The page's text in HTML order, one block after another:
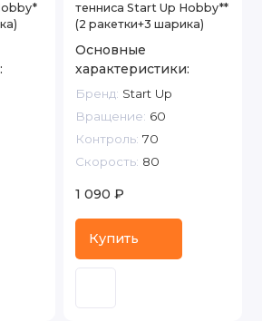
тенниса Start Up Hobby**
(2 ракетки+3 шарика)
Основные
характеристики:
Бренд: Start Up
Вращение: 60
Контроль: 70
Скорость: 80
1 090 ₽
Купить